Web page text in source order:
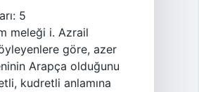
5
meleği i. Azrail
göre, azer
Arapça olduğunu
kudretli anlamına